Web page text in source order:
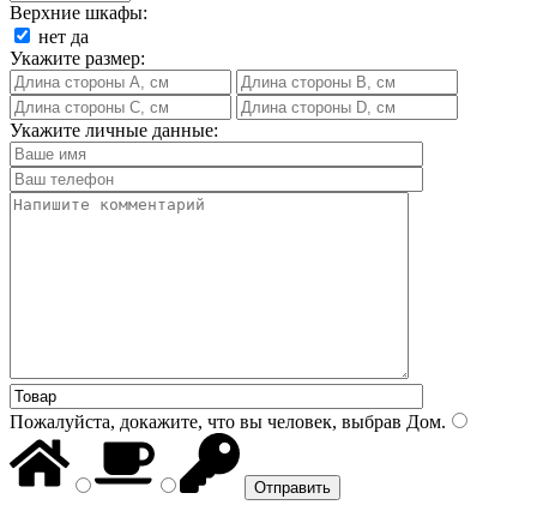
Верхние шкафы:
нет да
Укажите размер:
Укажите личные данные:
Пожалуйста, докажите, что вы человек, выбрав Дом.